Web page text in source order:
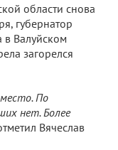
области снова
губернатор
в Валуйском
загорелся
По
нет. Более
Вячеслав